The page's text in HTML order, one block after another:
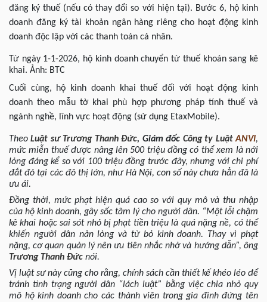
đăng ký thuế (nếu có thay đổi so với hiện tại). Bước 6, hộ kinh
doanh đăng ký tài khoản ngân hàng riêng cho hoạt động kinh
doanh độc lập với các thanh toán cá nhân.
Từ ngày 1-1-2026, hộ kinh doanh chuyển từ thuế khoán sang kê
khai. Ảnh: BTC
Cuối cùng, hộ kinh doanh khai thuế đối với hoạt động kinh
doanh theo mẫu tờ khai phù hợp phương pháp tính thuế và
ngành nghề, lĩnh vực hoạt động (sử dụng EtaxMobile).
TheoLuật sư Trương Thanh Đức, Giám đốc Công ty Luật ANVI,
mức miễn thuế được nâng lên 500 triệu đồng có thể xem là nới
lỏng đáng kể so với 100 triệu đồng trước đây, nhưng với chi phí
đắt đỏ tại các đô thị lớn, như Hà Nội, con số này chưa hẳn đã là
ưu ái.
Đồng thời, mức phạt hiện quá cao so với quy mô và thu nhập
của hộ kinh doanh, gây sốc tâm lý cho người dân. “Một lỗi chậm
kê khai hoặc sai sót nhỏ bị phạt tiền triệu là quá nặng nề, có thể
khiến người dân nản lòng và từ bỏ kinh doanh. Thay vì phạt
nặng, cơ quan quản lý nên ưu tiên nhắc nhở và hướng dẫn”, ông
Trương Thanh Đức nói.
Vị luật sư này cũng cho rằng, chính sách cần thiết kế khéo léo để
tránh tình trạng người dân “lách luật” bằng việc chia nhỏ quy
mô hộ kinh doanh cho các thành viên trong gia đình đứng tên